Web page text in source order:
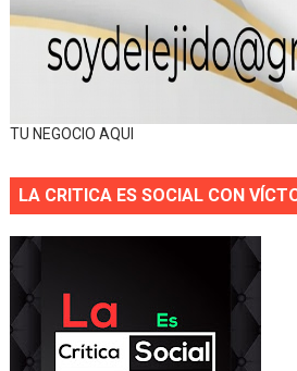
TU NEGOCIO AQUI
LA CRITICA ES SOCIAL CON